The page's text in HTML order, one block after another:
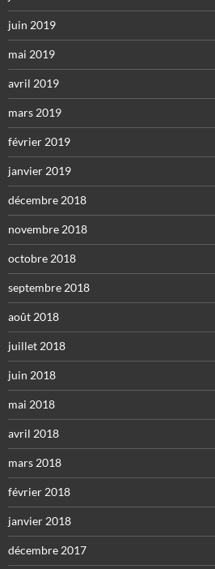
juin 2019
mai 2019
avril 2019
mars 2019
février 2019
janvier 2019
décembre 2018
novembre 2018
octobre 2018
septembre 2018
août 2018
juillet 2018
juin 2018
mai 2018
avril 2018
mars 2018
février 2018
janvier 2018
décembre 2017